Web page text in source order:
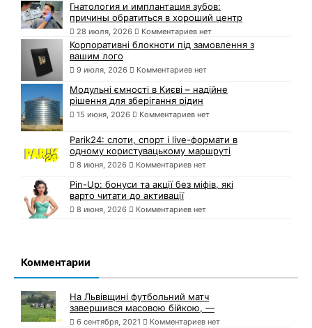
Гнатология и имплантация зубов:
причины обратиться в хороший центр
28 июля, 2026 Комментариев нет
Корпоративні блокноти під замовлення з
вашим лого
9 июля, 2026 Комментариев нет
Модульні ємності в Києві – надійне
рішення для зберігання рідин
15 июня, 2026 Комментариев нет
Parik24: слоти, спорт і live-формати в
одному користувацькому маршруті
8 июня, 2026 Комментариев нет
Pin-Up: бонуси та акції без міфів, які
варто читати до активації
8 июня, 2026 Комментариев нет
Комментарии
На Львівщині футбольний матч
завершився масовою бійкою, —
6 сентября, 2021 Комментариев нет